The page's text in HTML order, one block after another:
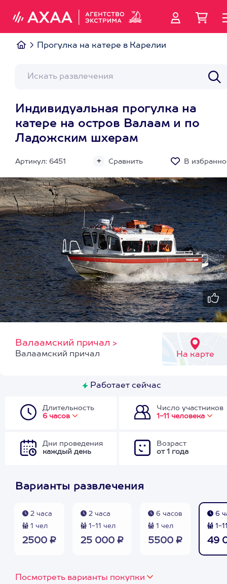
Прогулка на катере в Карелии
Индивидуальная прогулка на
катере на остров Валаам и по
Ладожским шхерам
Артикул: 6451 Сравнить В
Валаамский причал >
На карте
Валаамский причал
Работает сейчас
Длительность
6 часов
Число участников
1-11 человека
Дни проведения
каждый день
Возраст
от 1 года
Варианты развлечения
2 часа
1 чел
2500 ₽
2 часа
1-11 чел
25 000 ₽
6 часов
1 чел
5500 ₽
6
1-
49
Посмотреть варианты покупки